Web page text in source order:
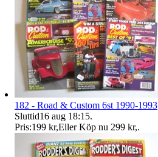
182 - Road & Custom 6st 1990-1993
Sluttid16 aug 18:15.
Pris:199 kr,Eller Köp nu 299 kr,.